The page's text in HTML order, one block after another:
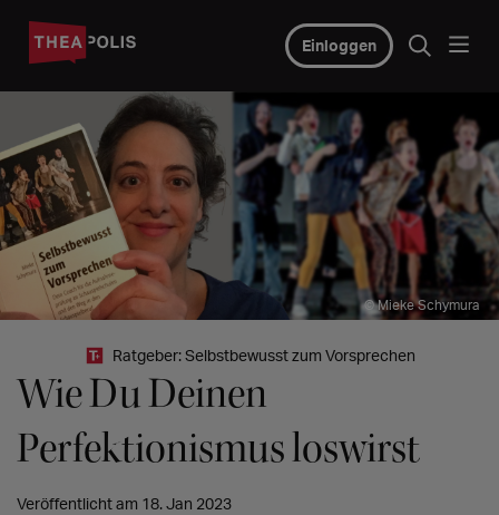
Einloggen
© Mieke Schymura
Ratgeber: Selbstbewusst zum Vorsprechen
Wie Du Deinen
Perfektionismus loswirst
Veröffentlicht am 18. Jan 2023